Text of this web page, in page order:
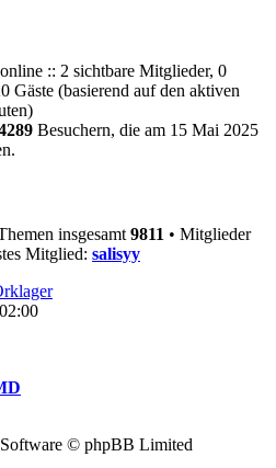
:: 2 sichtbare Mitglieder, 0
Gäste (basierend auf den aktiven
Besuchern, die am 15 Mai 2025
insgesamt 9811 • Mitglieder
Mitglied: salisyy
© phpBB Limited